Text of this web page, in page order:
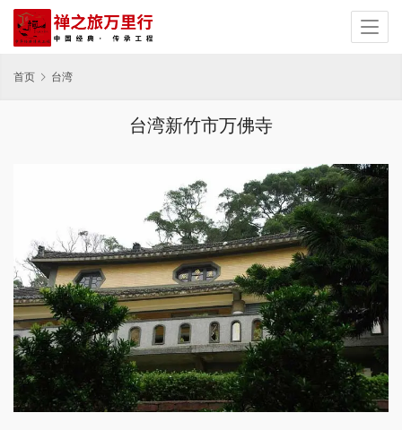
首页 台湾
台湾新竹市万佛寺